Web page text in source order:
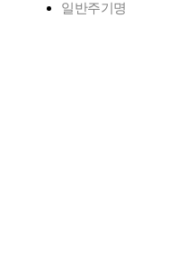
일반주기명